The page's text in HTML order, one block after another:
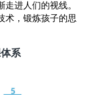
进人们的视线。
术，锻炼孩子的思
系